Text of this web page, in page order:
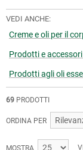
chiedere ai nostri
impegno. Per
gli
Articoli di
VEDI ANCHE:
Creme e oli per il
Prodotti e
Prodotti agli oli
69 PRODOTTI
ORDINA PER
MOSTRA